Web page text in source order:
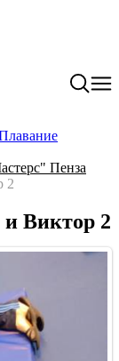
Пенза
2
и Виктор 2